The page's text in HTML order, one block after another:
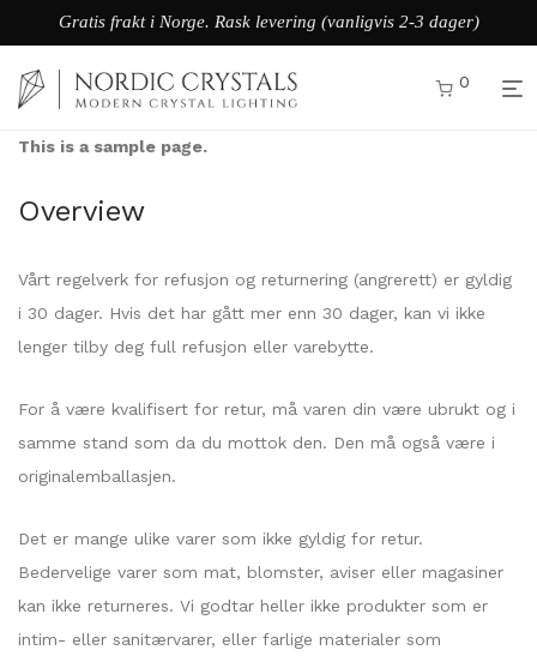
Gratis frakt i Norge. Rask levering (vanligvis 2-3 dager)
0
This is a sample page.
Overview
Vårt regelverk for refusjon og returnering (angrerett) er gyldig
i 30 dager. Hvis det har gått mer enn 30 dager, kan vi ikke
lenger tilby deg full refusjon eller varebytte.
For å være kvalifisert for retur, må varen din være ubrukt og i
samme stand som da du mottok den. Den må også være i
originalemballasjen.
Det er mange ulike varer som ikke gyldig for retur.
Bedervelige varer som mat, blomster, aviser eller magasiner
kan ikke returneres. Vi godtar heller ikke produkter som er
intim- eller sanitærvarer, eller farlige materialer som